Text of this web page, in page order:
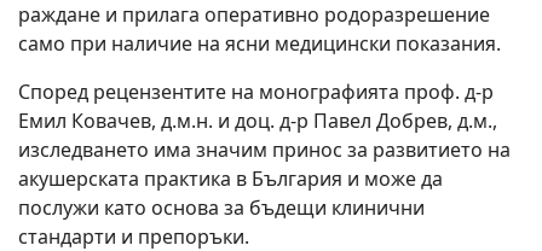
раждане и прилага оперативно родоразрешение
само при наличие на ясни медицински показания.
Според рецензентите на монографията проф. д-р
Емил Ковачев, д.м.н. и доц. д-р Павел Добрев, д.м.,
изследването има значим принос за развитието на
акушерската практика в България и може да
послужи като основа за бъдещи клинични
стандарти и препоръки.